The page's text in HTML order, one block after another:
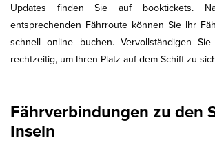
Updates finden Sie auf booktickets.
entsprechenden Fährroute können Sie Ihr
schnell online buchen. Vervollständigen
rechtzeitig, um Ihren Platz auf dem Schiff zu
Fährverbindungen zu den
Inseln